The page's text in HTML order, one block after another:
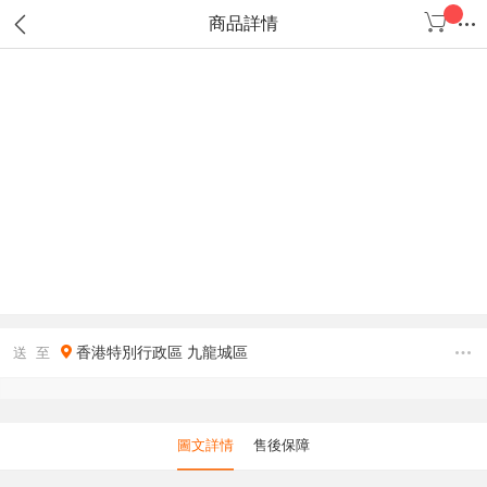
商品詳情
送 至 香港特別行政區 九龍城區
圖文詳情 售後保障